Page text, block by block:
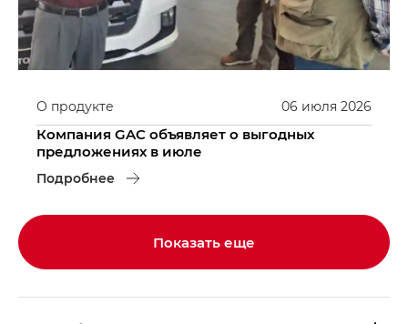
06 июля 2026
О продукте
Компания GAC объявляет о выгодных
предложениях в июле
Подробнее
Показать еще